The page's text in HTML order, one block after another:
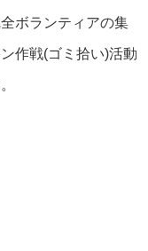
ボランティアの集
作戦(ゴミ拾い)活動